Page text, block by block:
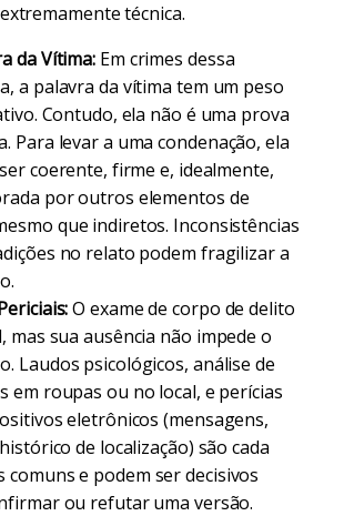
técnica.
da Vítima: Em crimes dessa
a palavra da vítima tem um peso
Contudo, ela não é uma prova
Para levar a uma condenação, ela
coerente, firme e, idealmente,
por outros elementos de
que indiretos. Inconsistências
no relato podem fragilizar a
O exame de corpo de delito
mas sua ausência não impede o
Laudos psicológicos, análise de
em roupas ou no local, e perícias
eletrônicos (mensagens,
de localização) são cada
comuns e podem ser decisivos
ou refutar uma versão.